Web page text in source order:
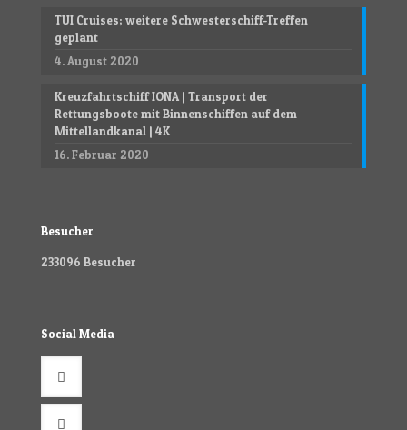
TUI Cruises; weitere Schwesterschiff-Treffen
geplant
4. August 2020
Kreuzfahrtschiff IONA | Transport der
Rettungsboote mit Binnenschiffen auf dem
Mittellandkanal | 4K
16. Februar 2020
Besucher
233096 Besucher
Social Media